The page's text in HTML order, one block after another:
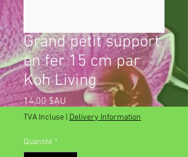
Grand petit support
en fer 15 cm par
Koh Living
14,00 $AU
TVA Incluse Delivery Information
Quantité *